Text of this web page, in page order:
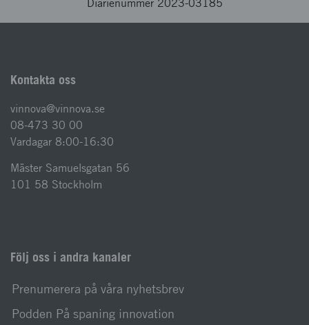
Diarienummer 2023-03185
Kontakta oss
vinnova@vinnova.se
08-473 30 00
Vardagar 8:00-16:30
Mäster Samuelsgatan 56
101 58 Stockholm
Följ oss i andra kanaler
Prenumerera på våra nyhetsbrev
Podden På spaning innovation